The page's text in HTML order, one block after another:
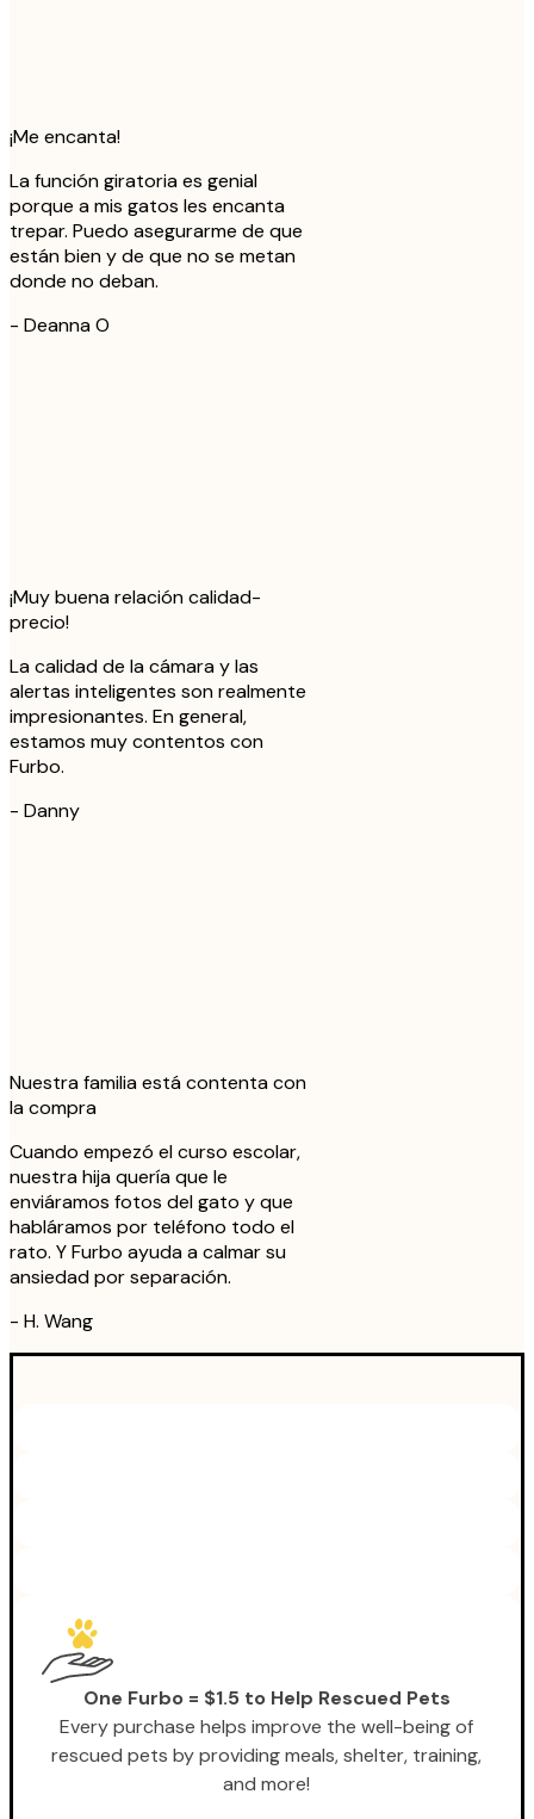
¡Me encanta!
La función giratoria es genial
porque a mis gatos les encanta
trepar. Puedo asegurarme de que
están bien y de que no se metan
donde no deban.
- Deanna O
¡Muy buena relación calidad-
precio!
La calidad de la cámara y las
alertas inteligentes son realmente
impresionantes. En general,
estamos muy contentos con
Furbo.
- Danny
Nuestra familia está contenta con
la compra
Cuando empezó el curso escolar,
nuestra hija quería que le
enviáramos fotos del gato y que
habláramos por teléfono todo el
rato. Y Furbo ayuda a calmar su
ansiedad por separación.
- H. Wang
One Furbo = $1.5 to Help Rescued Pets
Every purchase helps improve the well-being of
rescued pets by providing meals, shelter, training,
and more!